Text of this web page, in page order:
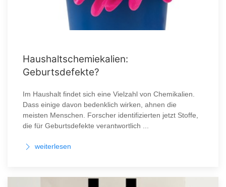
Haushaltschemiekalien:
Geburtsdefekte?
Im Haushalt findet sich eine Vielzahl von Chemikalien.
Dass einige davon bedenklich wirken, ahnen die
meisten Menschen. Forscher identifizierten jetzt Stoffe,
die für Geburtsdefekte verantwortlich ...
weiterlesen